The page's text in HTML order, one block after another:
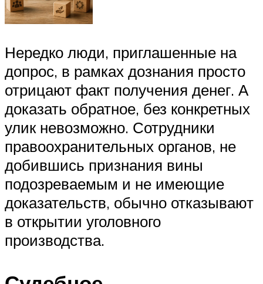
Нередко люди, приглашенные на
допрос, в рамках дознания просто
отрицают факт получения денег. А
доказать обратное, без конкретных
улик невозможно. Сотрудники
правоохранительных органов, не
добившись признания вины
подозреваемым и не имеющие
доказательств, обычно отказывают
в открытии уголовного
производства.